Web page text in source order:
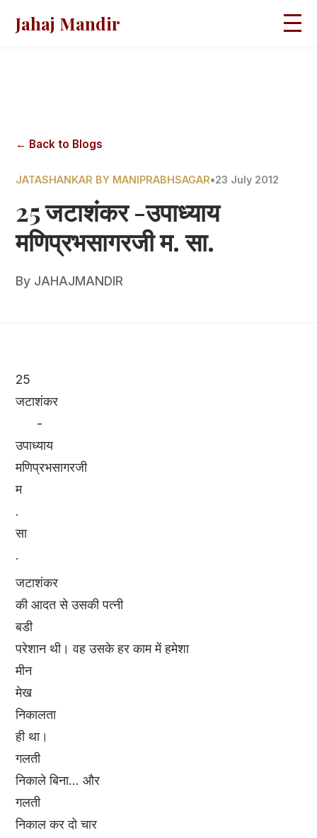
Jahaj Mandir
← Back to Blogs
JATASHANKAR BY MANIPRABHSAGAR•23 July 2012
25 जटाशंकर -उपाध्याय
मणिप्रभसागरजी म. सा.
By JAHAJMANDIR
25
जटाशंकर
-
उपाध्याय
मणिप्रभसागरजी
म
.
सा
.
जटाशंकर
की आदत से उसकी पत्नी
बडी
परेशान थी। वह उसके हर काम में हमेशा
मीन
मेख
निकालता
ही था।
गलती
निकाले बिना... और
गलती
निकाल कर दो चार